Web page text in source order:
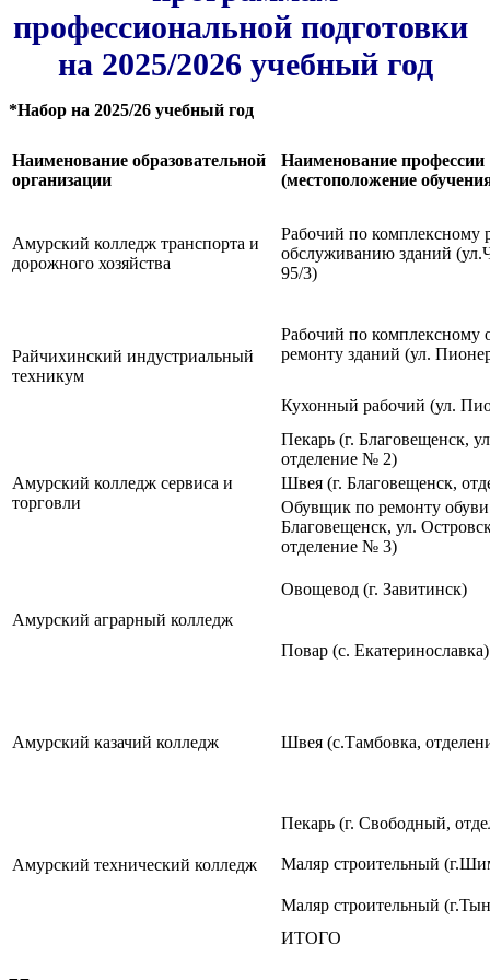
профессиональной подготовки
на 2025/2026 учебный год
*Набор на 2025/26 учебный год
Наименование образовательной
организации
Наименование профессии
(местоположение
Амурский колледж транспорта и
дорожного хозяйства
Рабочий по комплексному
обслуживанию зданий
95/3)
Райчихинский индустриальный
техникум
Рабочий по комплексному
ремонту зданий (ул.
Кухонный рабочий (ул.
Амурский колледж сервиса и
торговли
Пекарь (г. Благовещенск,
отделение № 2)
Швея (г. Благовещенск,
Обувщик по ремонту обуви
Благовещенск, ул.
отделение № 3)
Амурский аграрный колледж
Овощевод (г. Завитинск)
Повар (с. Екатеринославка)
Амурский казачий колледж Швея (с.Тамбовка,
Амурский технический колледж
Пекарь (г. Свободный,
Маляр строительный
Маляр строительный
ИТОГО